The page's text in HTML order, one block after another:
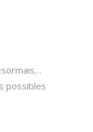
possibles